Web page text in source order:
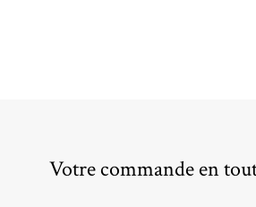
Votre commande en